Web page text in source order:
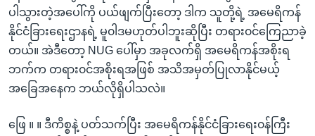
ပါသွားတဲ့အပေါ်ကို ပယ်ဖျက်ပြီး‌တော့ ဒါက သူတို့ရဲ့ အမေရိကန်
နိုင်ငံခြား‌ရေးဌာနရဲ့ မူ၀ါဒမဟုတ်ပါဘူးဆိုပြီး တရား၀င်‌‌ကြေညာခဲ့
တယ်။ အဲဒီ‌တော့ NUG ပေါ်မှာ အခုလက်ရှိ အမေရိကန်အစိုးရ
ဘက်က တရား၀င်‌အစိုးရအဖြစ် အသိအမှတ်ပြုလာနိုင်မယ့်
အခြေအ‌နေက ဘယ်လိုရှိပါသလဲ။
ဖြေ ။ ။ ဒီကိစ္စနဲ့ ပတ်သက်ပြီး အ‌မေရိကန်နိုင်ငံခြား‌ရေး၀န်ကြီး